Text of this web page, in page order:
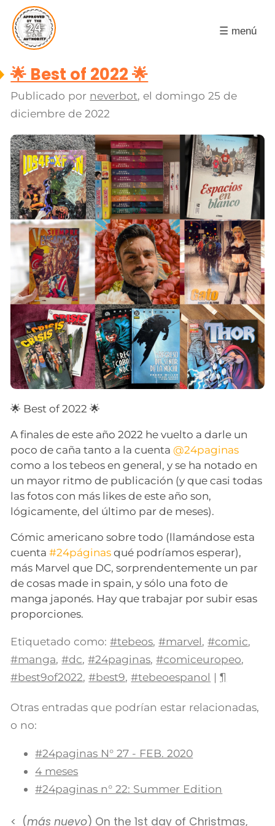
☰ menú
🌟 Best of 2022 🌟
Publicado por neverbot, eldomingo 25 de
diciembre de 2022
🌟 Best of 2022 🌟
A finales de este año 2022 he vuelto a darle un
poco de caña tanto a la cuenta @24paginas
como a los tebeos en general, y se ha notado en
un mayor ritmo de publicación (y que casi todas
las fotos con más likes de este año son,
lógicamente, del último par de meses).
Cómic americano sobre todo (llamándose esta
cuenta#24páginas qué podríamos esperar),
más Marvel que DC, sorprendentemente un par
de cosas made in spain, y sólo una foto de
manga japonés. Hay que trabajar por subir esas
proporciones.
Etiquetado como: #tebeos,#marvel,#comic,
#manga,#dc,#24paginas,#comiceuropeo,
#best9of2022,#best9,#tebeoespanol |¶
Otras entradas que podrían estar relacionadas,
o no:
#24paginas N° 27 - FEB. 2020
4 meses
#24paginas n° 22: Summer Edition
(más nuevo) On the 1st day of Christmas,